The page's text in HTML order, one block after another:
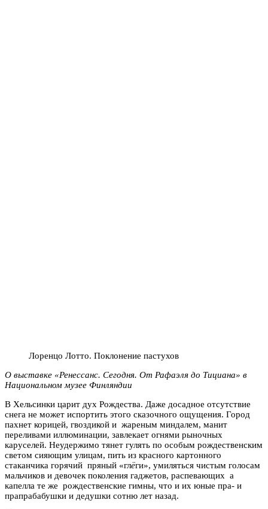
Лоренцо Лотто. Поклонение пастухов
О выставке «Ренессанс. Сегодня. От Рафаэля до Тициана» в
Национальном музее Финляндии
В Хельсинки царит дух Рождества. Даже досадное отсутствие
снега не может испортить этого сказочного ощущения. Город
пахнет корицей, гвоздикой и жареным миндалем, манит
переливами иллюминации, завлекает огнями рыночных
каруселей. Неудержимо тянет гулять по особым рождественским
светом сияющим улицам, пить из красного картонного
стаканчика горячий пряный «глёги», умиляться чистым голосам
мальчиков и девочек поколения гаджетов, распевающих а
капелла те же рождественские гимны, что и их юные пра- и
прапрабабушки и дедушки сотню лет назад.